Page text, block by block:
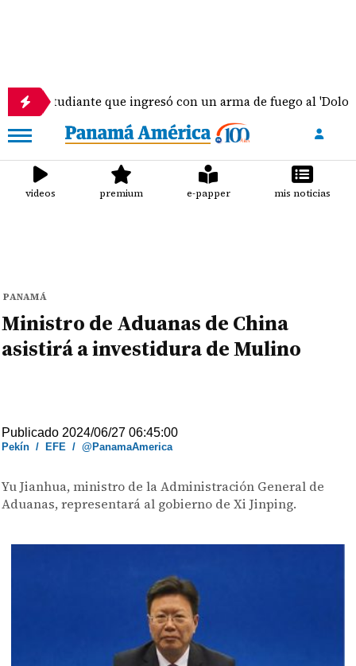
que ingresó con un arma de fuego al 'Dolores
videos premium e-papper mis noticias
PANAMÁ
Ministro de Aduanas de China
asistirá a investidura de Mulino
Publicado 2024/06/27 06:45:00
Pekín / EFE /@PanamaAmerica
Yu Jianhua, ministro de la Administración General de
Aduanas, representará al gobierno de Xi Jinping.